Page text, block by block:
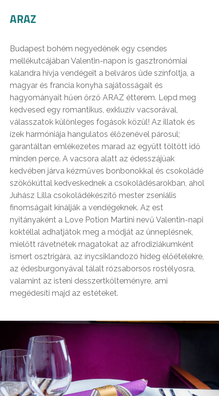
ARAZ
Budapest bohém negyedének egy csendes
mellékutcájában Valentin-napon is gasztronómiai
kalandra hívja vendégeit a belváros üde színfoltja, a
magyar és francia konyha sajátosságait és
hagyományait hűen őrző ARAZ étterem. Lepd meg
kedvesed egy romantikus, exkluzív vacsorával,
válasszatok különleges fogások közül! Az illatok és
ízek harmóniája hangulatos élőzenével párosul;
garantáltan emlékezetes marad az együtt töltött idő
minden perce. A vacsora alatt az édesszájúak
kedvében járva kézműves bonbonokkal és csokoládé
szökőkúttal kedveskednek a csokoládésarokban, ahol
Juhász Lilla csokoládékészítő mester zseniális
finomságait kínálják a vendégeknek. Az est
nyitányaként a Love Potion Martini nevű Valentin-napi
koktéllal adhatjátok meg a módját az ünneplésnek,
mielőtt rávetnétek magatokat az afrodiziákumként
ismert osztrigára, az ínycsiklandozó hideg előételekre,
az édesburgonyával tálalt rózsaborsos rostélyosra,
valamint az isteni desszertkölteményre, ami
megédesíti majd az estéteket.